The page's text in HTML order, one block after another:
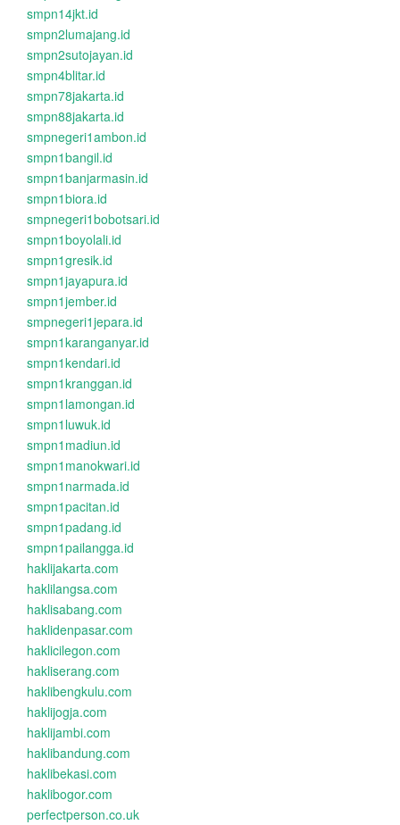
smpn14jkt.id
smpn2lumajang.id
smpn2sutojayan.id
smpn4blitar.id
smpn78jakarta.id
smpn88jakarta.id
smpnegeri1ambon.id
smpn1bangil.id
smpn1banjarmasin.id
smpn1biora.id
smpnegeri1bobotsari.id
smpn1boyolali.id
smpn1gresik.id
smpn1jayapura.id
smpn1jember.id
smpnegeri1jepara.id
smpn1karanganyar.id
smpn1kendari.id
smpn1kranggan.id
smpn1lamongan.id
smpn1luwuk.id
smpn1madiun.id
smpn1manokwari.id
smpn1narmada.id
smpn1pacitan.id
smpn1padang.id
smpn1pailangga.id
haklijakarta.com
haklilangsa.com
haklisabang.com
haklidenpasar.com
haklicilegon.com
hakliserang.com
haklibengkulu.com
haklijogja.com
haklijambi.com
haklibandung.com
haklibekasi.com
haklibogor.com
perfectperson.co.uk